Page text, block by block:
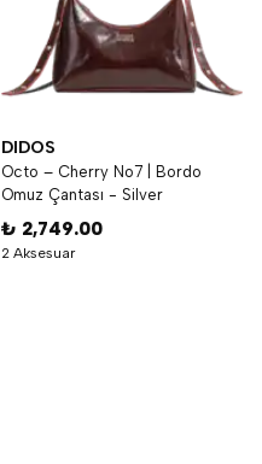
DIDOS
Octo – Cherry No7 | Bordo
Omuz Çantası - Silver
₺ 2,749.00
2 Aksesuar